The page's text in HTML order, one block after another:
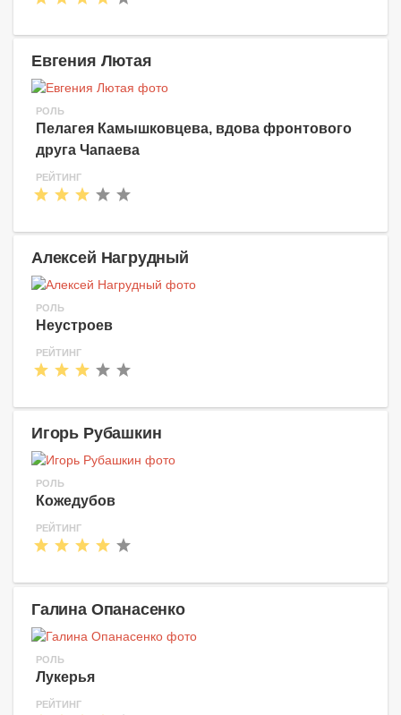
Евгения Лютая
РОЛЬ
Пелагея Камышковцева, вдова фронтового
друга Чапаева
РЕЙТИНГ
Алексей Нагрудный
РОЛЬ
Неустроев
РЕЙТИНГ
Игорь Рубашкин
РОЛЬ
Кожедубов
РЕЙТИНГ
Галина Опанасенко
РОЛЬ
Лукерья
РЕЙТИНГ